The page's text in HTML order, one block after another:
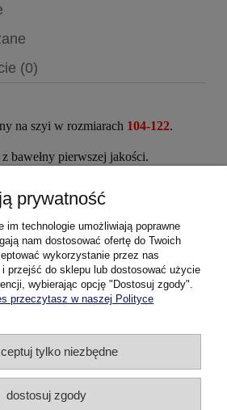
(0)
na szyi w rozmiarach 104-122.
bawełny pierwszej jakości.
się do sylwetki.
plecami spodoba się każdej
dziewczynce.
na lato dla małych dam.
Pomoc
i płatność
prywatność
im technologie umożliwiają poprawne
nam dostosować ofertę do Twoich
wykorzystanie przez nas
przejść do sklepu lub dostosować użycie
wybierając opcję "Dostosuj zgody".
przeczytasz w naszej Polityce
tylko niezbędne
dostosuj zgody